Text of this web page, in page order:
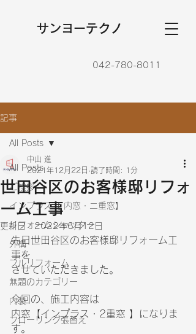
​サンヨーテクノ
042-780-8011
記事
All Posts
ご挨拶
インプラス【 内窓・二重窓】
リフォームシャッター
外構
フルリフォーム
無題のカテゴリー
内装
フローリング張替え
All Posts
世田谷区のお客様邸リフォ
ーム工事
中山 進
2021年12月22日 読了時間: 1分
更新日：2022年6月12日
先日世田谷区のお客様邸リフォーム工
事を
させていただきました。
今回の、施工内容は
内窓【インプラス・2重窓 】になりま
す。